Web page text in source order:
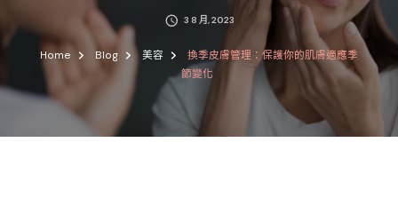
3 8 月, 2023
Home Blog 美容
換季皮膚管理：保護你的肌膚適應季
節變化